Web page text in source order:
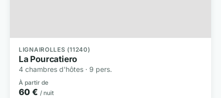
LIGNAIROLLES (11240)
La Pourcatiero
4 chambres d'hôtes · 9 pers.
À partir de
60 € / nuit